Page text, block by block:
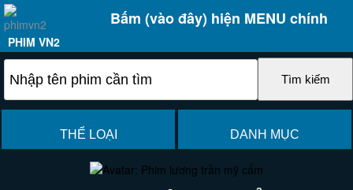
Bấm (vào đây) hiện MENU chính
PHIM VN2
THỂ LOẠI DANH MỤC